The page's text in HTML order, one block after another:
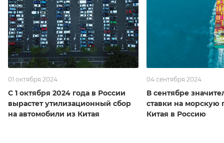
01 октября 2024
С 1 октября 2024 года в России
вырастет утилизационный сбор
на автомобили из Китая
04 сентября 2024
В сентябре
ставки на морскую
Китая в Россию